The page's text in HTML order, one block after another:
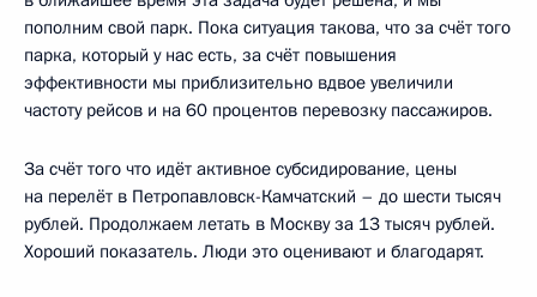
пополним свой парк. Пока ситуация такова, что за счёт того
парка, который у нас есть, за счёт повышения
эффективности мы приблизительно вдвое увеличили
частоту рейсов и на 60 процентов перевозку пассажиров.
За счёт того что идёт активное субсидирование, цены
на перелёт в Петропавловск-Камчатский – до шести тысяч
рублей. Продолжаем летать в Москву за 13 тысяч рублей.
Хороший показатель. Люди это оценивают и благодарят.